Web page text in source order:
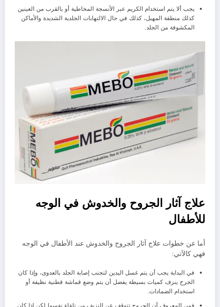
يجب ألا يتم استخدام الكريم عبر الأنسجة المخاطية أو بالقرب من العينين
كذلك منطقة المهبل، كذلك في حال الالتهابات الجلدية الشديدة والأماكن
المكشوفة من الجلد.
علاج آثار الجروح والخدوش في الوجه
للأطفال
أما عن خطوات علاج آثار الجروح والخدوش عند الأطفال في الوجه
فهي كالآتي:
في البداية يجب أن يتم غسل اليدين لتجنب إصابة الجلد بالعدوى، وإذا كان
الجرح ينزف كميات بسيطة يفضل أن يتم وضع قماشة قطنية نظيفة أو
استخدام الضمادات.